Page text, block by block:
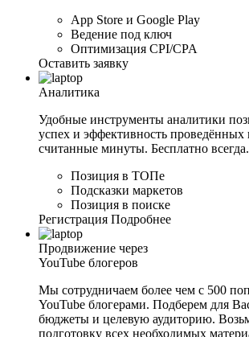
App Store и Google Play
Ведение под ключ
Оптимизация CPI/CPA
Оставить заявку
Аналитика
Удобные инструменты аналитики
успех и эффективность проведённых
считанные минуты. Бесплатно всегда.
Позиция в ТОПе
Подсказки маркетов
Позиция в поиске
Регистрация Подробнее
Продвижение через
YouTube блогеров
Мы сотрудничаем более чем с 500
YouTube блогерами. Подберем для
бюджеты и целевую аудиторию.
подготовку всех необходимых